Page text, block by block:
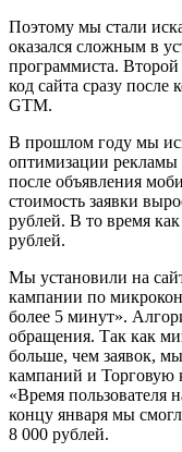
Поэтому мы стали
оказался сложным в
программиста.
код сайта сразу
GTM.
В прошлом году мы
оптимизации
после объявления
стоимость заявки
рублей. В то время
рублей.
Мы установили на
кампании по
более 5 минут».
обращения. Так как
больше, чем заявок,
кампаний и Торговую
«Время пользователя
концу января мы
8 000 рублей.